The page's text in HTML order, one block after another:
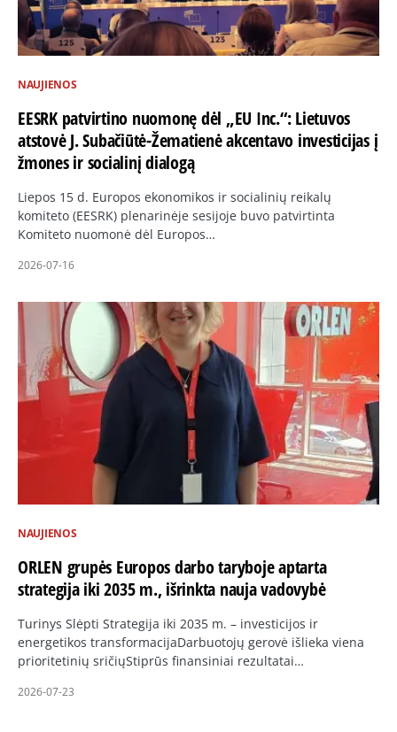
NAUJIENOS
EESRK patvirtino nuomonę dėl „EU Inc.“: Lietuvos
atstovė J. Subačiūtė-Žematienė akcentavo investicijas į
žmones ir socialinį dialogą
Liepos 15 d. Europos ekonomikos ir socialinių reikalų
komiteto (EESRK) plenarinėje sesijoje buvo patvirtinta
Komiteto nuomonė dėl Europos…
2026-07-16
NAUJIENOS
ORLEN grupės Europos darbo taryboje aptarta
strategija iki 2035 m., išrinkta nauja vadovybė
Turinys Slėpti Strategija iki 2035 m. – investicijos ir
energetikos transformacijaDarbuotojų gerovė išlieka viena
prioritetinių sričiųStiprūs finansiniai rezultatai…
2026-07-23